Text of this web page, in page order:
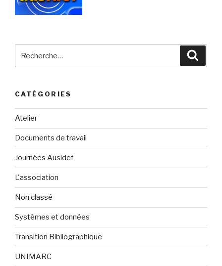
CATÉGORIES
Atelier
Documents de travail
Journées Ausidef
L'association
Non classé
Systèmes et données
Transition Bibliographique
UNIMARC